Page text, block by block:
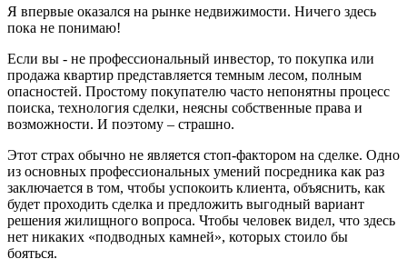
Я впервые оказался на рынке недвижимости. Ничего здесь
пока не понимаю!
Если вы - не профессиональный инвестор, то покупка или
продажа квартир представляется темным лесом, полным
опасностей. Простому покупателю часто непонятны процесс
поиска, технология сделки, неясны собственные права и
возможности. И поэтому – страшно.
Этот страх обычно не является стоп-фактором на сделке. Одно
из основных профессиональных умений посредника как раз
заключается в том, чтобы успокоить клиента, объяснить, как
будет проходить сделка и предложить выгодный вариант
решения жилищного вопроса. Чтобы человек видел, что здесь
нет никаких «подводных камней», которых стоило бы
бояться.